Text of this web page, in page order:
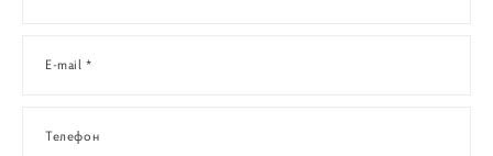
E-mail *
Телефон